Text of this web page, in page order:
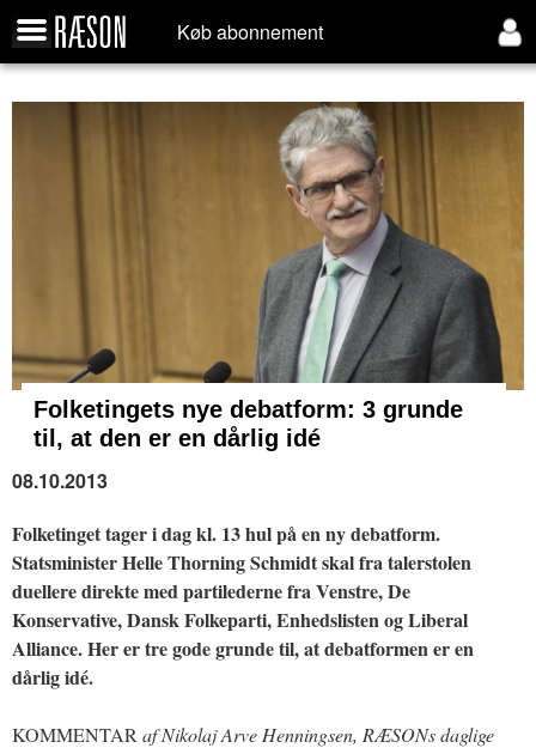
Køb abonnement
Folketingets nye debatform: 3 grunde
til, at den er en dårlig idé
08.10.2013
Folketinget tager i dag kl. 13 hul på en ny debatform.
Statsminister Helle Thorning Schmidt skal fra talerstolen
duellere direkte med partilederne fra Venstre, De
Konservative, Dansk Folkeparti, Enhedslisten og Liberal
Alliance. Her er tre gode grunde til, at debatformen er en
dårlig idé.
KOMMENTAR af Nikolaj Arve Henningsen, RÆSONs daglige